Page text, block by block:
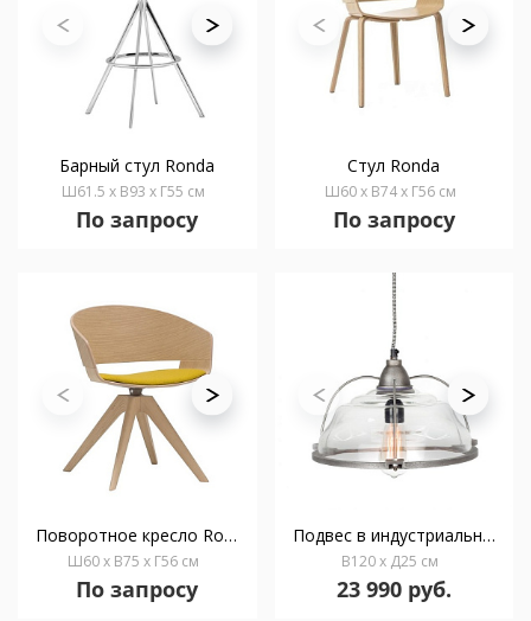
Барный стул Ronda
Ш61.5 x В93 x Г55 см
По запросу
Стул Ronda
Ш60 x В74 x Г56 см
По запросу
Поворотное кресло Ronda
Ш60 x В75 x Г56 см
По запросу
Подвес в индустриальном стиле Ronda
В120 x Д25 см
23 990 руб.